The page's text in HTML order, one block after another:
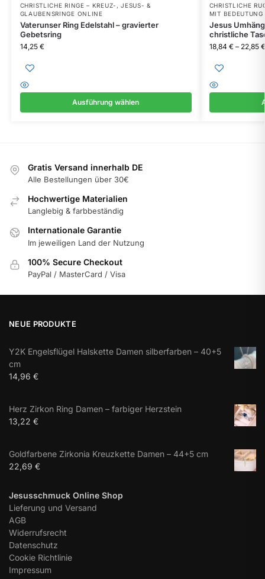
CHRISTLICHE RINGE – KREUZ-, JESUS- &
GLAUBENSRINGE ONLINE
Vaterunser Ring Edelstahl – gravierter
Gebetsring
14,25 €
Ausführung wählen
CHRISTLICHE
MIT BEDEUTUNG
Jesus
christliche
18,84 € – 22,85 €
Gratis Versand innerhalb DE
Alle Bestellungen über 30€
Hochwertige Materialien
Langlebig & farbbeständig
Internationale Garantie
Im jeweiligen Land der Nutzung
100% Secure Checkout
PayPal / MasterCard / Visa
NEUE PRODUKTE
Y2K Engelsflügel Halskette Damen silberfarben – 40+5
cm
14,96 €
Herz Zirkon Ring Damen – farbiger Herzstein
13,22 €
Goldfarbene Zirkonia Kreuzkette Damen – 44+5 cm
22,69 €
Jesusschmuck Online Shop
Lieferung und Versand
AGB
Widerrufsrecht
Datenschutz
Cookie Richtlinie
Impressum